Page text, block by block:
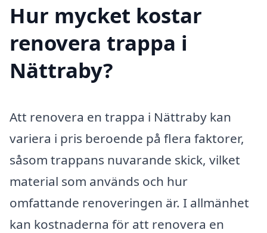
Hur mycket kostar
renovera trappa i
Nättraby?
Att renovera en trappa i Nättraby kan
variera i pris beroende på flera faktorer,
såsom trappans nuvarande skick, vilket
material som används och hur
omfattande renoveringen är. I allmänhet
kan kostnaderna för att renovera en